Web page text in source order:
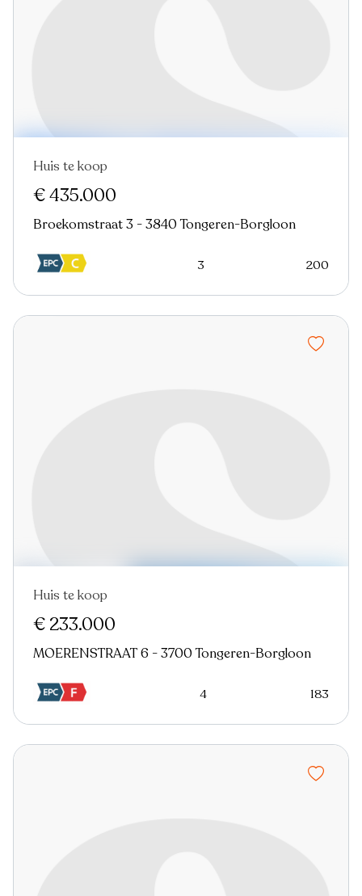
Nieuw
Huis te koop
€ 435.000
Broekomstraat 3 - 3840 Tongeren-Borgloon
3 200
Nieuw
Huis te koop
€ 233.000
MOERENSTRAAT 6 - 3700 Tongeren-Borgloon
4 183